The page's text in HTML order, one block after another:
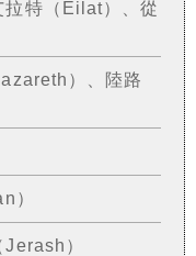
拉特（Eilat）、從
）、陸路
）
）